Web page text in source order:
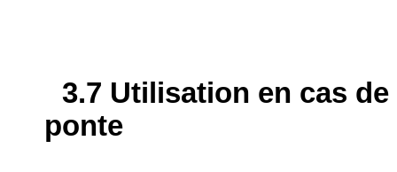
3.7 Utilisation en cas
ponte